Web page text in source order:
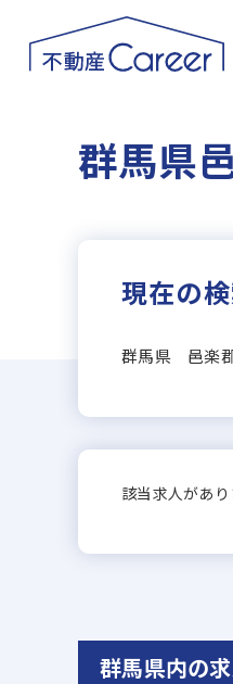
群馬県
現在の
群馬県 邑楽
該当求人があ
群馬県内の